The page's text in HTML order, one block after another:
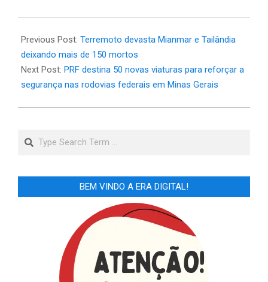
03-
28
Previous Post: Terremoto devasta Mianmar e Tailândia
deixando mais de 150 mortos
Next Post: PRF destina 50 novas viaturas para reforçar a
segurança nas rodovias federais em Minas Gerais
Search
BEM VINDO A ERA DIGITAL!